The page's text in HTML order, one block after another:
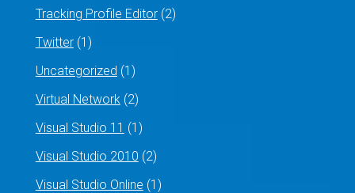
Tracking Profile Editor(2)
Twitter(1)
Uncategorized (1)
Virtual Network(2)
Visual Studio 11 (1)
Visual Studio 2010 (2)
Visual Studio Online (1)